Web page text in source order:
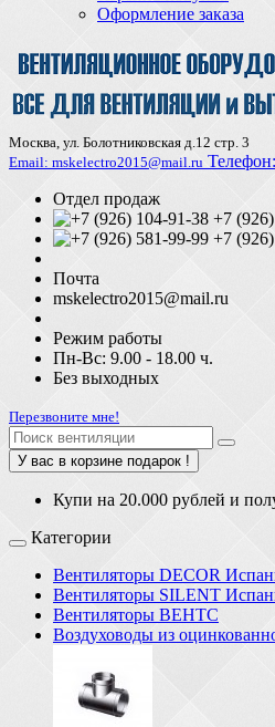
Оформление заказа
Москва, ул. Болотниковская д.12 стр. 3
Email: mskelectro2015@mail.ru Телефон:
Отдел продаж
+7
+7
Почта
mskelectro2015@mail.ru
Режим работы
Пн-Вс: 9.00 - 18.00 ч.
Без выходных
Перезвоните мне!
У вас в корзине подарок !
Купи на 20.000 рублей и
Категории
Вентиляторы DECOR
Вентиляторы SILENT
Вентиляторы ВЕНТС
Воздуховоды из